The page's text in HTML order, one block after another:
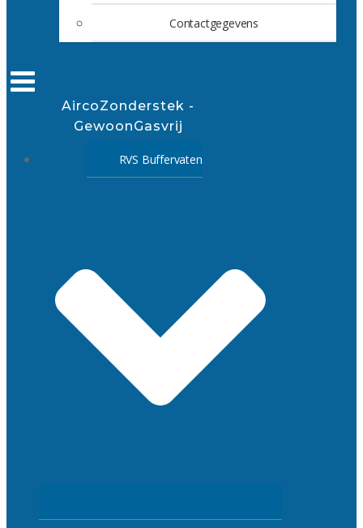
Contactgegevens
AircoZonderstek -
GewoonGasvrij
RVS Buffervaten